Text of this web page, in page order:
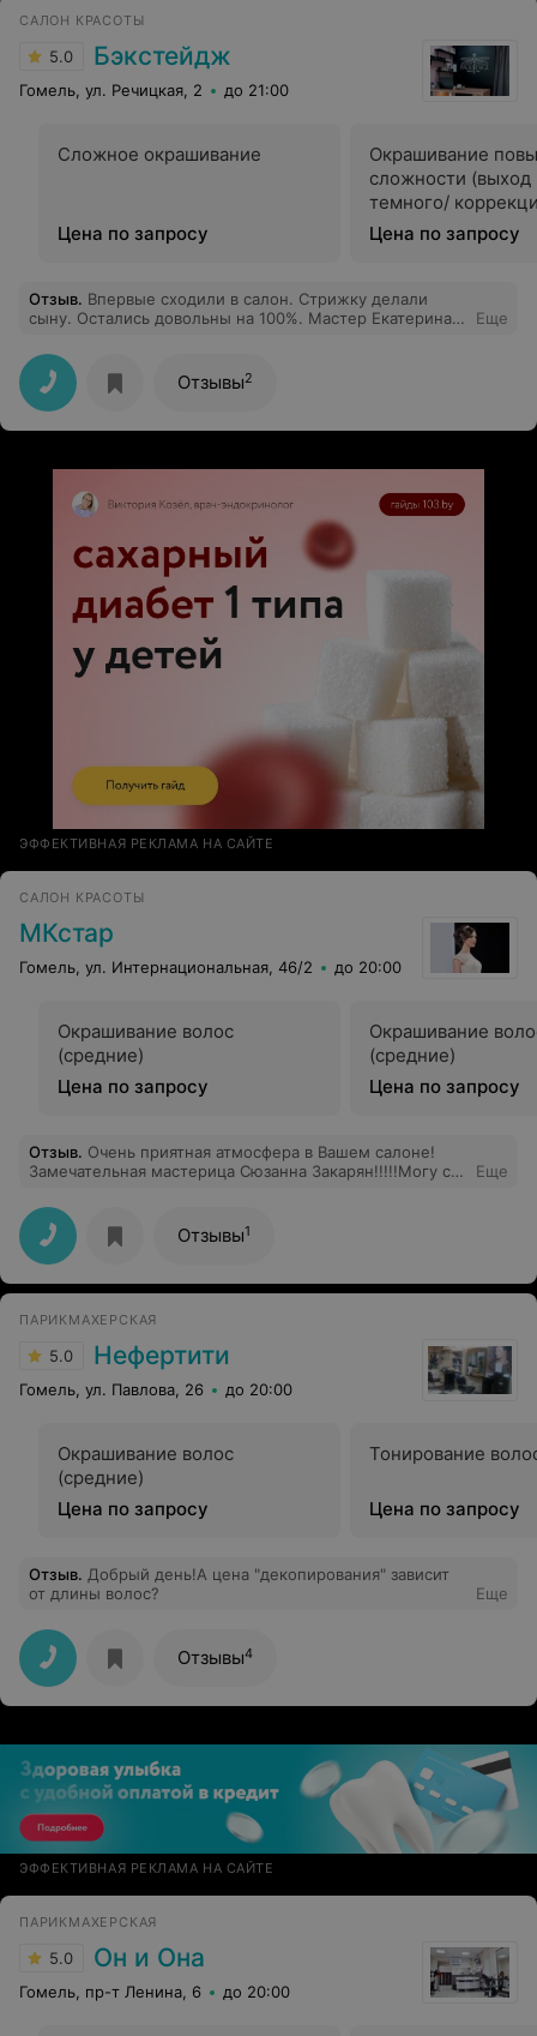
записываться, но ничего удивительного многие хотят
радовать себя и окружающих красивыми причёсками!!!
САЛОН КРАСОТЫ
5.0 Бэкстейдж
Гомель, ул. Речицкая, 2 до 21:00
Сложное окрашивание
Цена по запросу
Окрашивание
сложности (выход
темного/
Цена по запросу
Отзыв. Впервые сходили в салон. Стрижку делали
сыну. Остались довольны на 100%. Мастер Екатерина
Рекомендую.
Еще
Отзывы2
ЭФФЕКТИВНАЯ РЕКЛАМА НА САЙТЕ
САЛОН КРАСОТЫ
МКстар
Гомель, ул. Интернациональная, 46/2 до 20:00
Окрашивание волос
(средние)
Цена по запросу
Окрашивание
(средние)
Цена по запросу
Отзыв. Очень приятная атмосфера в Вашем салоне!
Замечательная мастерица Сюзанна Закарян!!!!!Могу с
Гомеле нашла того человека,который без лишних слов
понимает, как выполнить стрижку,чтобы клиент
остался доволен!
Еще
Отзывы1
ПАРИКМАХЕРСКАЯ
5.0 Нефертити
Гомель, ул. Павлова, 26 до 20:00
Окрашивание волос
(средние)
Цена по запросу
Тонирование
Цена по запросу
Отзыв. Добрый день!А цена "декопирования" зависит
от длины волос?
Еще
Отзывы4
ЭФФЕКТИВНАЯ РЕКЛАМА НА САЙТЕ
ПАРИКМАХЕРСКАЯ
5.0 Он и Она
Гомель, пр-т Ленина, 6 до 20:00